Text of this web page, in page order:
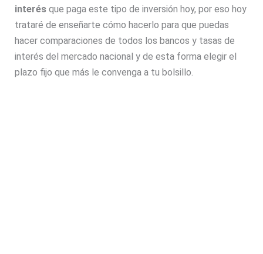
interésque paga este tipo de inversión hoy, por eso hoy
trataré de enseñarte cómo hacerlo para que puedas
hacer comparaciones de todos los bancos y tasas de
interés del mercado nacional y de esta forma elegir el
plazo fijo que más le convenga a tu bolsillo.